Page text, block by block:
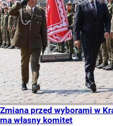
Zmiana przed wyborami w
ma własny komitet